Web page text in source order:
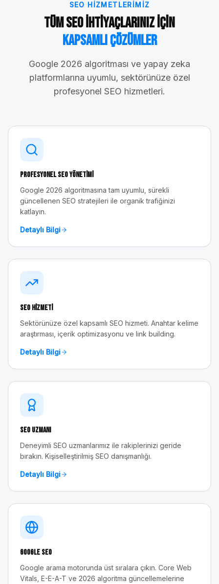
SEO HIZMETLERIMIZ
Tüm SEO İhtiyaçlarınız İçin
Kapsamlı Çözümler
Google 2026 algoritması ve yapay zeka
platformlarına uyumlu, sektörünüze özel
profesyonel SEO hizmetleri.
Profesyonel SEO Yönetimi
Google 2026 algoritmasına tam uyumlu, sürekli
güncellenen SEO stratejileri ile organik trafiğinizi
katlayın.
Detaylı Bilgi
SEO Hizmeti
Sektörünüze özel kapsamlı SEO hizmeti. Anahtar kelime
araştırması, içerik optimizasyonu ve link building.
Detaylı Bilgi
SEO Uzmanı
Deneyimli SEO uzmanlarımız ile rakiplerinizi geride
bırakın. Kişiselleştirilmiş SEO danışmanlığı.
Detaylı Bilgi
Google SEO
Google arama motorunda üst sıralara çıkın. Core Web
Vitals, E-E-A-T ve 2026 algoritma güncellemelerine